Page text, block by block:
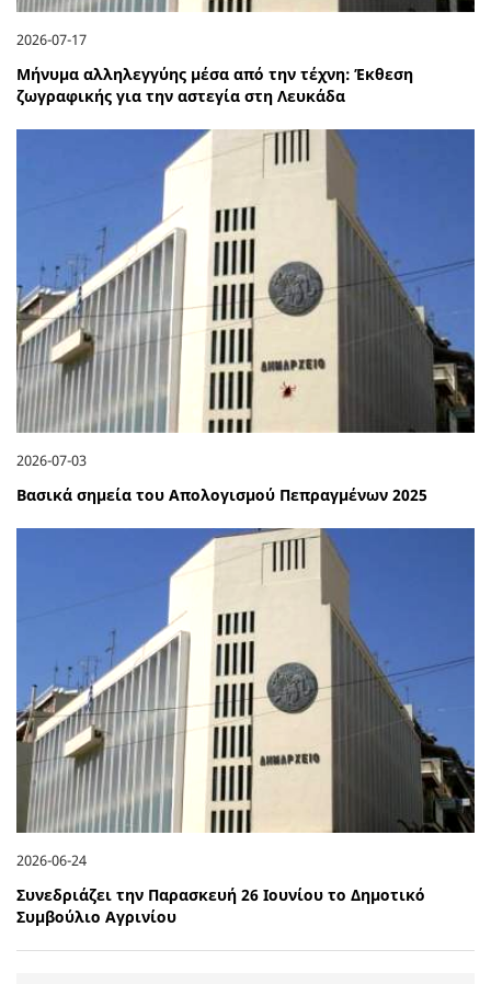
2026-07-17
Μήνυμα αλληλεγγύης μέσα από την τέχνη: Έκθεση
ζωγραφικής για την αστεγία στη Λευκάδα
2026-07-03
Βασικά σημεία του Απολογισμού Πεπραγμένων 2025
2026-06-24
Συνεδριάζει την Παρασκευή 26 Ιουνίου το Δημοτικό
Συμβούλιο Αγρινίου